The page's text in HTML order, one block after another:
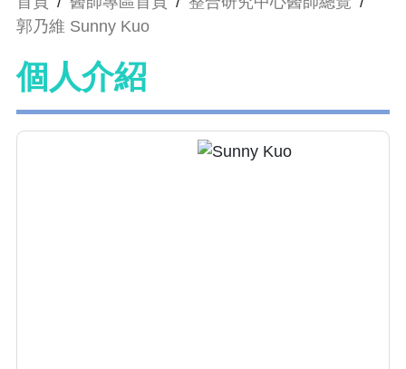
郭乃維 Sunny Kuo
個人介紹